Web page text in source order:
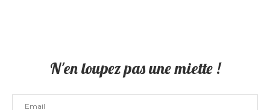
N'en loupez pas une miette !